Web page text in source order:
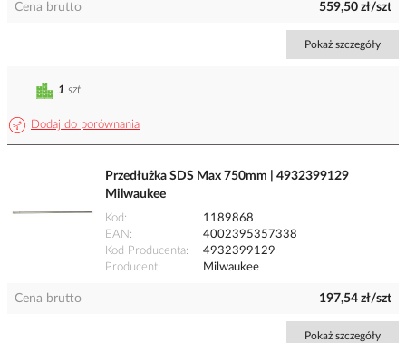
Cena brutto 559,50 zł/szt
Pokaż szczegóły
Dodaj do porównania
1 szt
Przedłużka SDS Max 750mm | 4932399129
Milwaukee
Kod
1189868
EAN
4002395357338
Kod Producenta
4932399129
Producent
Milwaukee
Cena brutto 197,54 zł/szt
Pokaż szczegóły